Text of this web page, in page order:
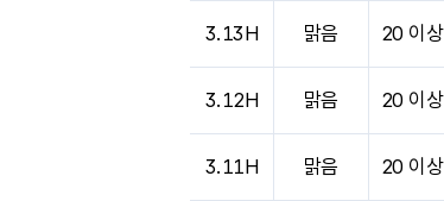
3.13H 맑음 20 이상
3.12H 맑음 20 이상
3.11H 맑음 20 이상